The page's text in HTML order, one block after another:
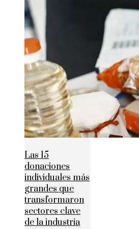
Las 15
donaciones
individuales más
grandes que
transformaron
sectores clave
de la industria